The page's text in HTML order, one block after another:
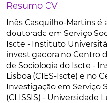
Resumo CV
Inês Casquilho-Martins é
doutorada em Serviço
Iscte - Instituto
investigadora no Centro
de Sociologia do Iscte -
Lisboa (CIES-Iscte) e no
Investigação em Serviço
(CLISSIS) - Universidade